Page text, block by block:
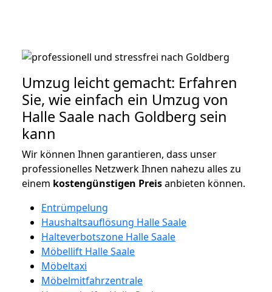
Umzug leicht gemacht: Erfahren
Sie, wie einfach ein Umzug von
Halle Saale nach Goldberg sein
kann
Wir können Ihnen garantieren, dass unser
professionelles Netzwerk Ihnen nahezu alles zu
einem kostengünstigen Preisanbieten können.
Entrümpelung
Haushaltsauflösung Halle Saale
Halteverbotszone Halle Saale
Möbellift Halle Saale
Möbeltaxi
Möbelmitfahrzentrale